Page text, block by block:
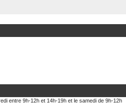
entre 9h-12h et 14h-19h et le samedi de 9h-12h